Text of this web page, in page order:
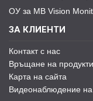
ОУ за MB Vision
ЗА КЛИЕНТИ
Контакт с нас
Връщане на продукти
Карта на сайта
Видеонаблюдение